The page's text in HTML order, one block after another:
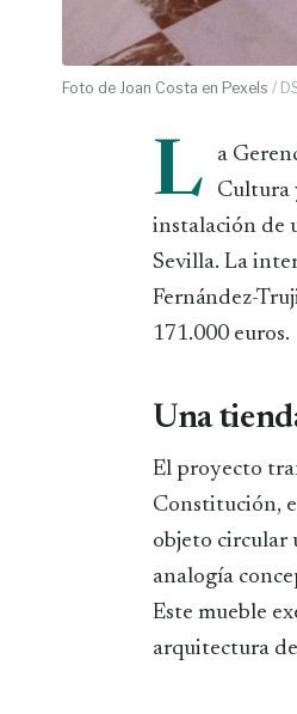
Foto de Joan Costa en Pexels /
L
a
Cultura
instalación de
Sevilla. La
Fernández-
171.000 euros.
Una
El proyecto
Constitución,
objeto circular
analogía
Este mueble
arquitectura